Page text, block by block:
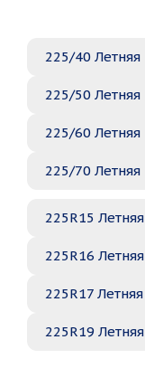
225/40 Летняя
225/50 Летняя
225/60 Летняя
225/70 Летняя
225R15 Летняя
225R16 Летняя
225R17 Летняя
225R19 Летняя